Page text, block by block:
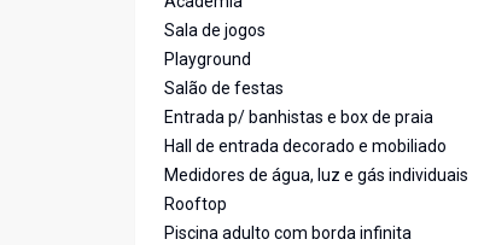
Sala de jogos
Playground
Salão de festas
Entrada p/ banhistas e box de praia
Hall de entrada decorado e mobiliado
Medidores de água, luz e gás individuais
Rooftop
Piscina adulto com borda infinita